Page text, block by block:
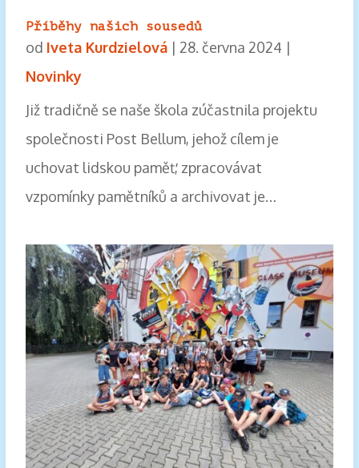
Příběhy našich sousedů
od Iveta Kurdzielová| 28. června 2024 |
Novinky
Již tradičně se naše škola zúčastnila projektu
společnosti Post Bellum, jehož cílem je
uchovat lidskou paměť, zpracovávat
vzpomínky pamětníků a archivovat je…